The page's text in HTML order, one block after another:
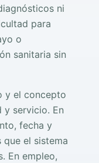
ni
para
o
sanitaria sin
y el concepto
y servicio. En
fecha y
que el sistema
En empleo,